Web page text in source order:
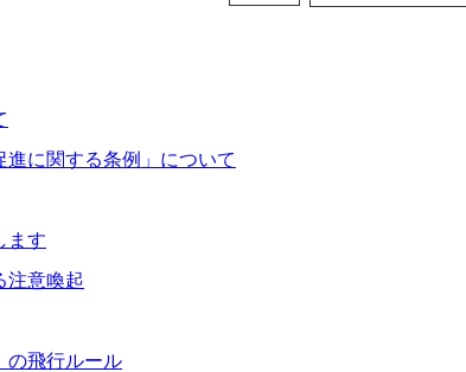
進に関する条例」について
ます
注意喚起
の飛行ルール